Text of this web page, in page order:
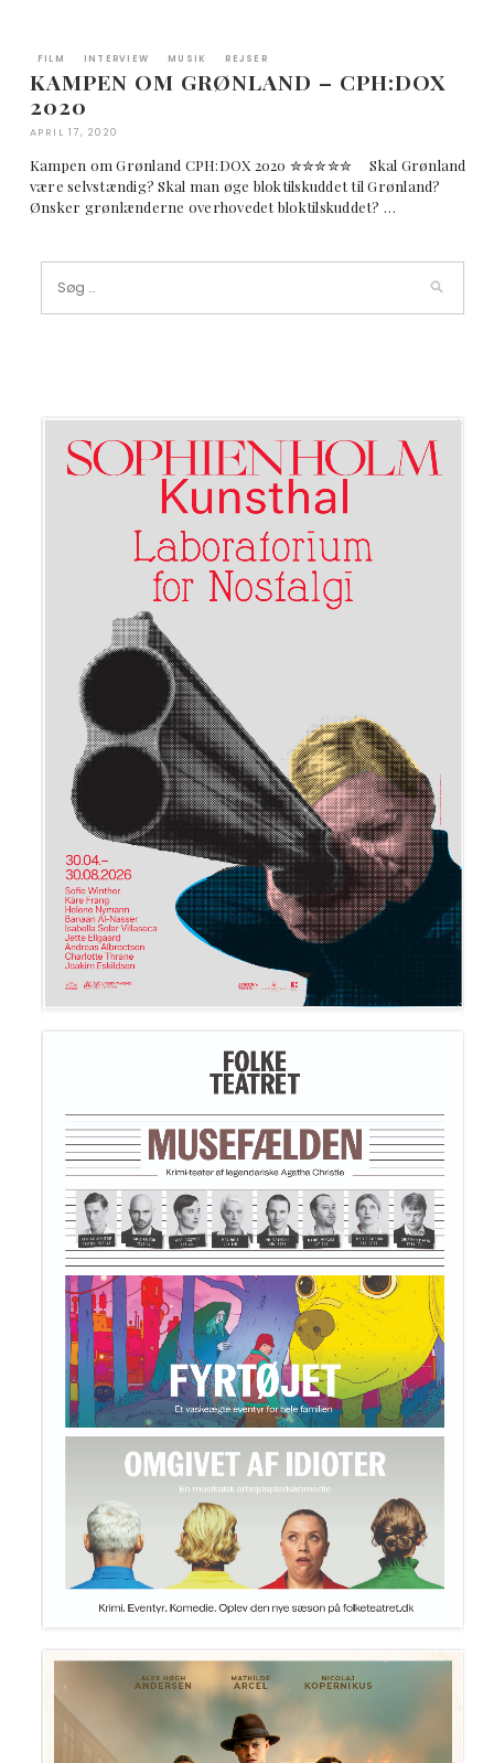
FILM INTERVIEW MUSIK REJSER
KAMPEN OM GRØNLAND – CPH:DOX
2020
APRIL 17, 2020
Kampen om Grønland CPH:DOX 2020 ✮✮✮✮✮ Skal Grønland
være selvstændig? Skal man øge bloktilskuddet til Grønland?
Ønsker grønlænderne overhovedet bloktilskuddet? …